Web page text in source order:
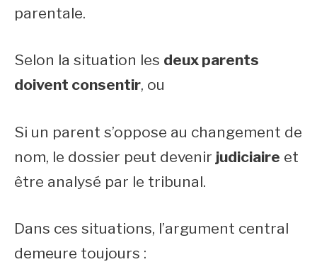
parentale.
Selon la situation les deux parents
doivent consentir, ou
Si un parent s’oppose au changement de
nom, le dossier peut devenir judiciaire et
être analysé par le tribunal.
Dans ces situations, l’argument central
demeure toujours :